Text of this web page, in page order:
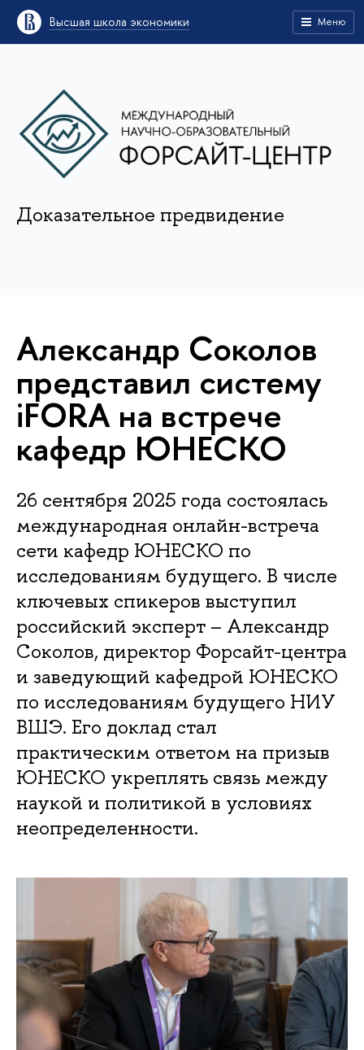
Высшая школа экономики Меню
Доказательное предвидение
Александр Соколов
представил систему
iFORA на встрече
кафедр ЮНЕСКО
26 сентября 2025 года состоялась
международная онлайн-встреча
сети кафедр ЮНЕСКО по
исследованиям будущего. В числе
ключевых спикеров выступил
российский эксперт – Александр
Соколов, директор Форсайт-центра
и заведующий кафедрой ЮНЕСКО
по исследованиям будущего НИУ
ВШЭ. Его доклад стал
практическим ответом на призыв
ЮНЕСКО укреплять связь между
наукой и политикой в условиях
неопределенности.